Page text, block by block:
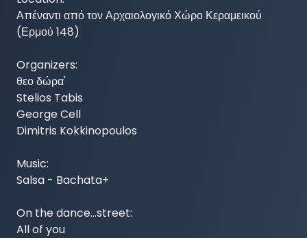
Απέναντι από τον Αρχαιολογικό Χώρο Κεραμεικού
(Ερμού 148)
Organizers:
θεο δώρα'
Stelios Tabis
George Cell
Dimitris Kokkinopoulos
Music:
Salsa - Bachata+
On the dance...street:
All of you